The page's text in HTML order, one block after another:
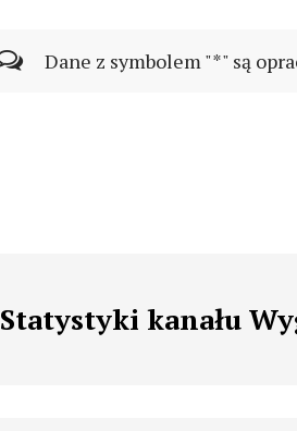
Dane z symbolem "*" są
Statystyki kanału